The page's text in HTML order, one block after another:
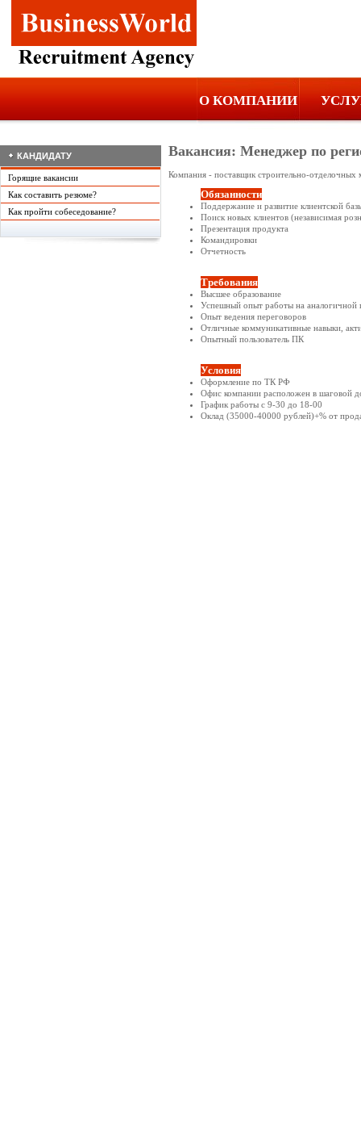
О КОМПАНИИ
КАНДИДАТУ
Горящие вакансии
Как составить резюме?
Как пройти собеседование?
Вакансия: Менеджер по
Компания - поставщик строительно-отделочных
Обязанности
Поддержание и развитие клиентской
Поиск новых клиентов (независимая
Презентация продукта
Командировки
Отчетность
Требования
Высшее образование
Успешный опыт работы на аналогичной
Опыт ведения переговоров
Отличные коммуникативные навыки,
Опытный пользователь ПК
Условия
Оформление по ТК РФ
Офис компании расположен в шаговой
График работы с 9-30 до 18-00
Оклад (35000-40000 рублей)+% от